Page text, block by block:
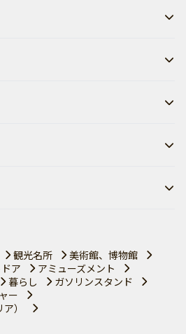
観光名所
美術館、博物館
ア
アミューズメント
暮らし
ガソリンスタンド
ー
）